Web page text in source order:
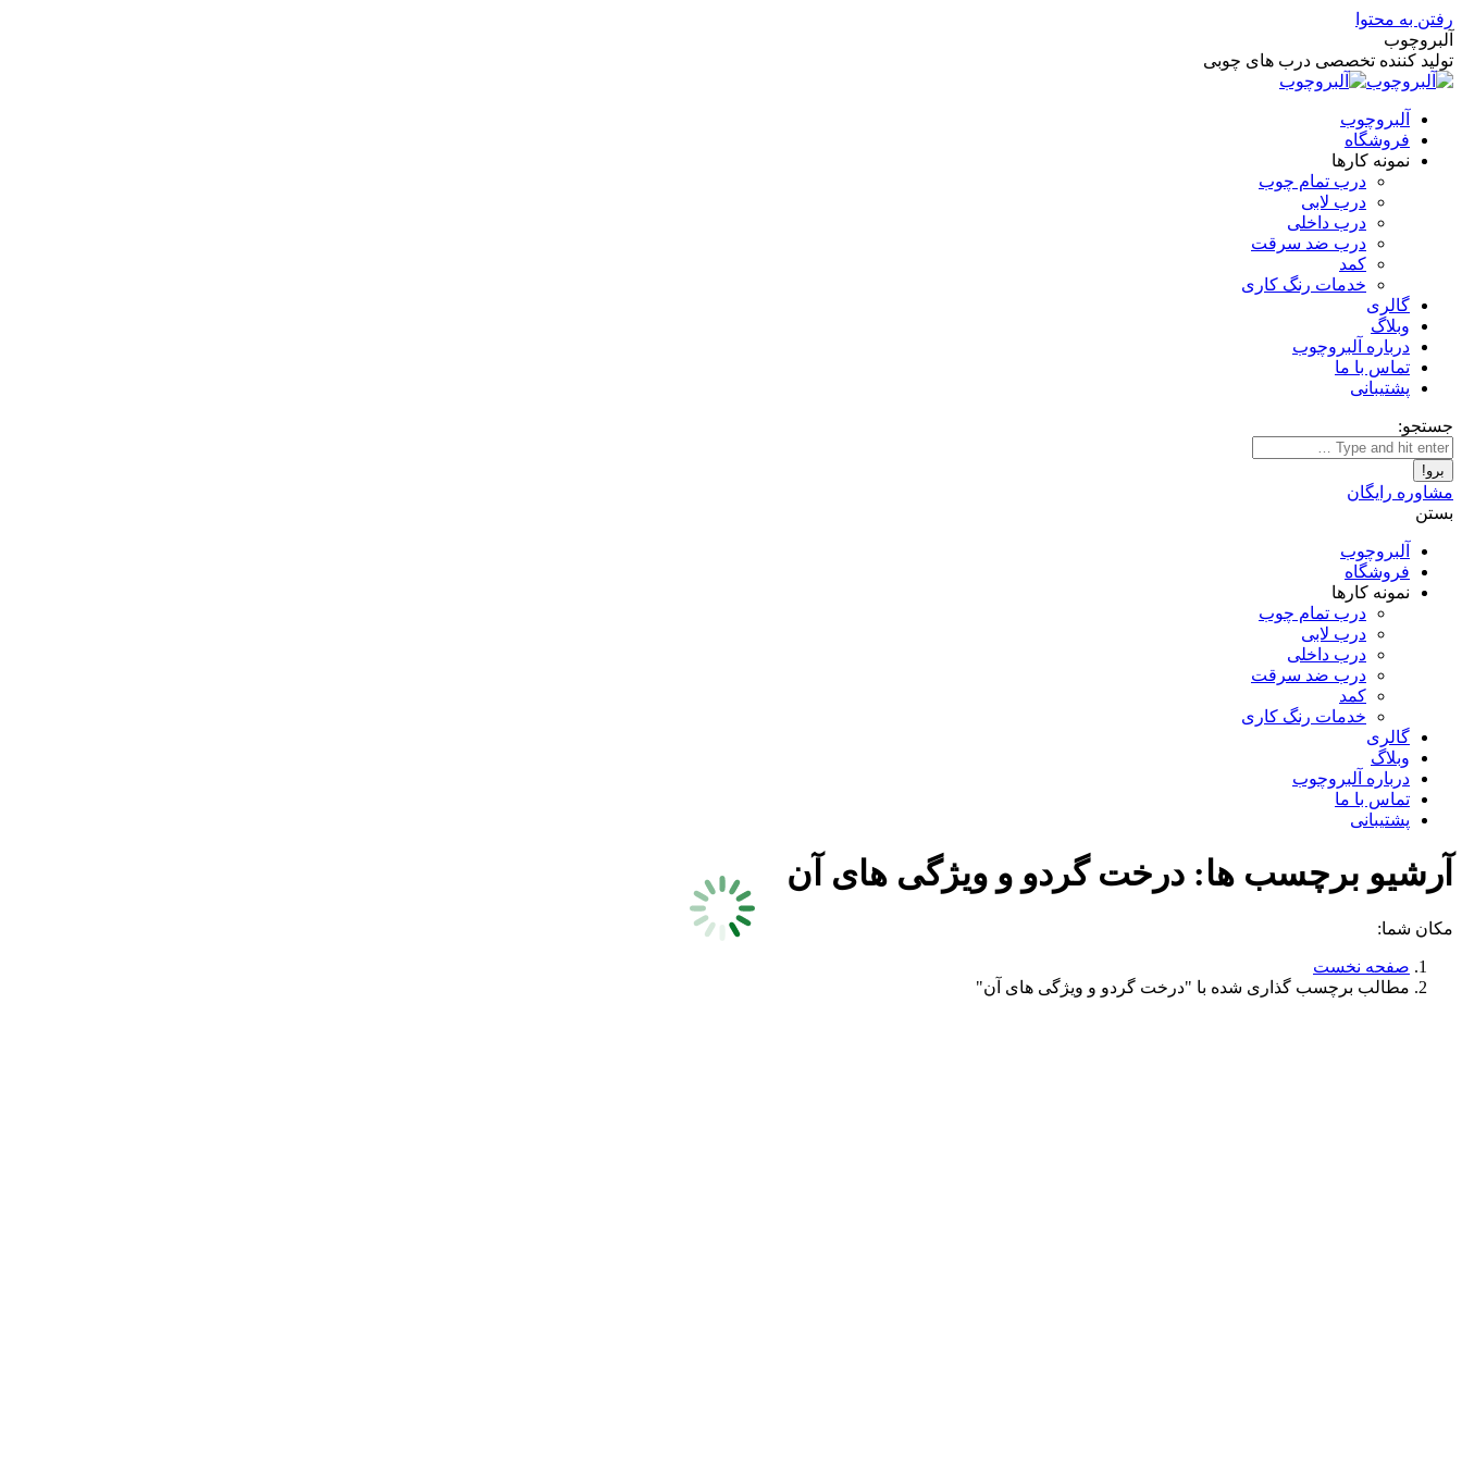
رفتن به محتوا
آلبروچوب
تولید کننده تخصصی درب های چوبی
آلبروچوب
فروشگاه
نمونه کارها
درب تمام چوب
درب لابی
درب داخلی
درب ضد سرقت
کمد
خدمات رنگ کاری
گالری
وبلاگ
درباره آلبروچوب
تماس با ما
پشتیبانی
جستجو:
مشاوره رایگان
بستن
آلبروچوب
فروشگاه
نمونه کارها
درب تمام چوب
درب لابی
درب داخلی
درب ضد سرقت
کمد
خدمات رنگ کاری
گالری
وبلاگ
درباره آلبروچوب
تماس با ما
پشتیبانی
آرشیو برچسب ها: درخت گردو و ویژگی های آن
مکان شما:
صفحه نخست
مطالب برچسب گذاری شده با "درخت گردو و ویژگی های آن"